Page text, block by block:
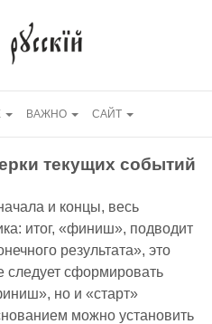
ВАЖНО САЙТ
текущих событий
и концы, весь
итог, «финиш», подводит
результата», это
следует сформировать
но и «старт»
можно установить